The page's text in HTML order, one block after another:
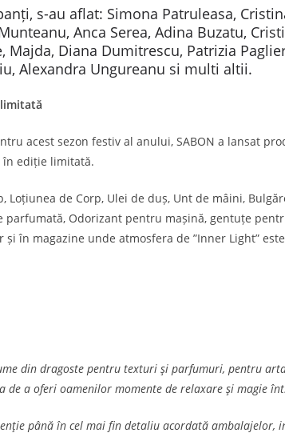
s-au aflat: Simona Patruleasa,
Anca Serea, Adina Buzatu,
Majda, Diana Dumitrescu, Patrizia
Alexandra Ungureanu si multi altii.
acest sezon festiv al anului, SABON a lansat
în ediție limitată.
Loțiunea de Corp, Ulei de duș, Unt de mâini,
parfumată, Odorizant pentru mașină, gentuțe
și în magazine unde atmosfera de ”Inner Light”
din dragoste pentru texturi şi parfumuri, pentru
de a oferi oamenilor momente de relaxare şi magie
până în cel mai fin detaliu acordată